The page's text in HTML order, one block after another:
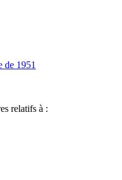
de 1951
relatifs à :